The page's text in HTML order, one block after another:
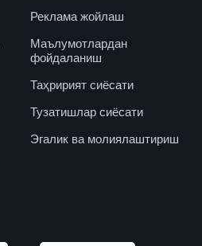
Реклама жойлаш
Маълумотлардан
фойдаланиш
Таҳририят сиёсати
Тузатишлар сиёсати
Эгалик ва молиялаштириш